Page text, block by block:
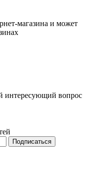
магазина и может
интересующий вопрос
Подписаться